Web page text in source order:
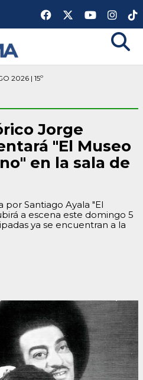
2026 | 15º
Jorge
"El Museo
en la sala de
Santiago Ayala "El
a escena este domingo 5
ya se encuentran a la